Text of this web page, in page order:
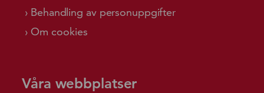
Behandling av personuppgifter
Om cookies
Våra webbplatser